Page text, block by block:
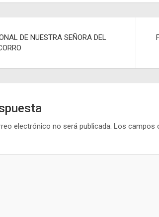
DE NUESTRA SEÑORA DEL
electrónico no será publicada. Los campos